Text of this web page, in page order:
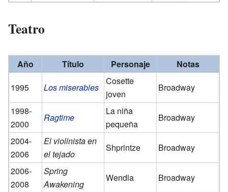
Teatro
Año Título Personaje
Notas
1995
Los miserables
Cosette
joven
Broadway
1998-
2000
Ragtime
La niña
pequeña
Broadway
2004-
2006
El violinista en
el tejado
Shprintze
Broadway
2006-
2008
Spring
Awakening
Wendla Broadway